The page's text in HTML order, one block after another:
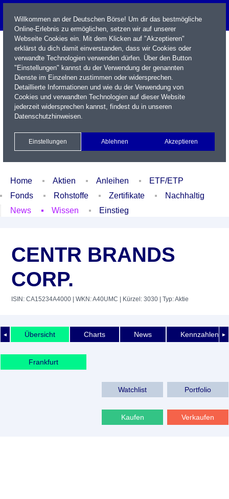
Name / WKN / ISIN / Kürzel
Xetra Realtime
Watchlist Portfolio Login
Home Aktien Anleihen
ETF/ETP
Fonds
Rohstoffe Zertifikate
Nachhaltig
News
Wissen Einstieg
CENTR BRANDS
CORP.
ISIN: CA15234A4000 | WKN: A40UMC | Kürzel: 3030 | Typ: Aktie
◄ ►
Übersicht Charts News Kennzahlen
Frankfurt
Watchlist Portfolio
Kaufen Verkaufen
Willkommen an der Deutschen Börse! Um dir das bestmögliche
Online-Erlebnis zu ermöglichen, setzen wir auf unserer
Webseite Cookies ein. Mit dem Klicken auf "Akzeptieren"
erklärst du dich damit einverstanden, dass wir Cookies oder
verwandte Technologien verwenden dürfen. Über den Button
"Einstellungen" kannst du der Verwendung der genannten
Dienste im Einzelnen zustimmen oder widersprechen.
Detaillierte Informationen und wie du der Verwendung von
Cookies und verwandten Technologien auf dieser Website
jederzeit widersprechen kannst, findest du in unseren
Datenschutzhinweisen.
Einstellungen Ablehnen Akzeptieren